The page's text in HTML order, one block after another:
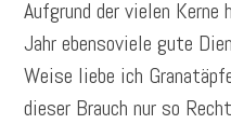
Aufgrund der vielen
Jahr ebensoviele gute
Weise liebe ich
dieser Brauch nur so